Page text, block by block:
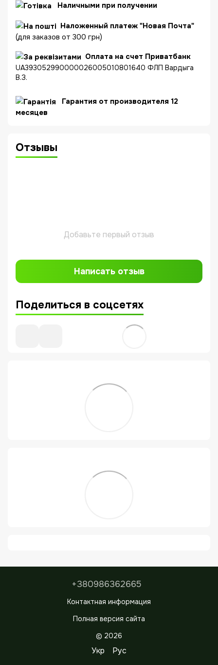
Наличными при получении
Наложенный платеж "Новая Почта"
(для заказов от 300 грн)
Оплата на счет Приватбанк
UA393052990000026005010801640 ФЛП Вардыга
В.З.
Гарантия от производителя 12
месяцев
Отзывы
Добавьте первый отзыв
Написать отзыв
Поделиться в соцсетях
+380986362665
Контактная информация
Полная версия сайта
© 2026
Укр Рус